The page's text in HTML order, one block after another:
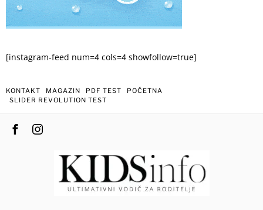
[instagram-feed num=4 cols=4 showfollow=true]
KONTAKT MAGAZIN PDF TEST
POČETNA
SLIDER REVOLUTION TEST